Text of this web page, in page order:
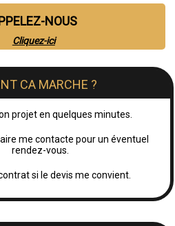
NOUS
Cliquez-ici
CA MARCHE ?
projet en quelques minutes.
me contacte pour un éventuel
rendez-vous.
si le devis me convient.